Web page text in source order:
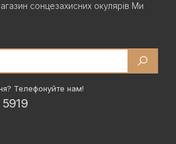
сонцезахисних окулярів Ми
Телефонуйте нам!